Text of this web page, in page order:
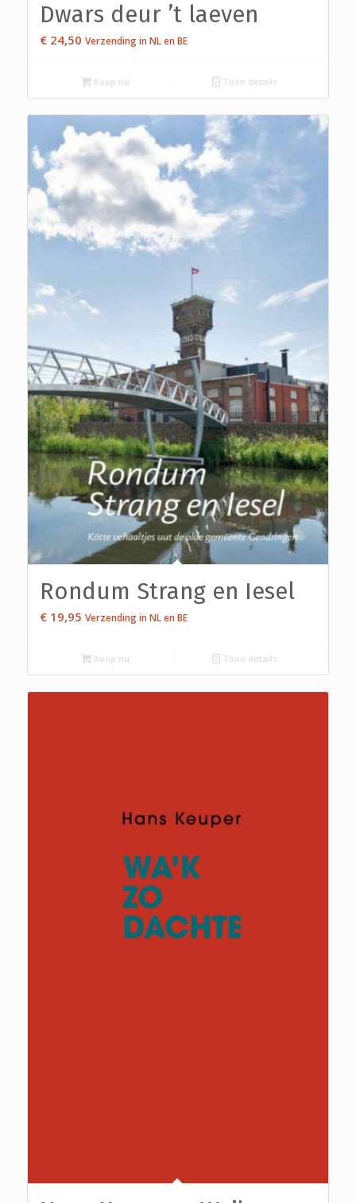
Dwars deur ’t laeven
€24,50 Verzending in NL en BE
Koop nu Toon details
Rondum Strang en Iesel
€19,95 Verzending in NL en BE
Koop nu Toon details